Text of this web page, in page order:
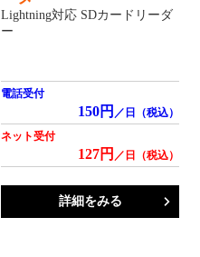
Lightning対応 SDカードリーダ
ー
電話受付
150円 ／日（税込）
ネット受付
127円 ／日（税込）
詳細をみる